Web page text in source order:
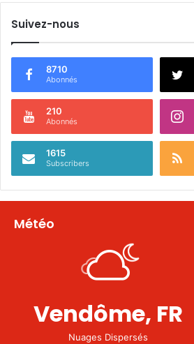
Suivez-nous
8710
Abonnés
210
Abonnés
1615
Subscribers
Météo
Vendôme, FR
Nuages Dispersés